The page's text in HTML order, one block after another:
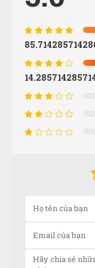
Hồ Hoàng
MH
Minh
Tuấn Anh
(Đánh giá 1
trãi nghiệm tốt